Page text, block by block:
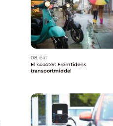
08. okt
El scooter: Fremtidens
transportmiddel